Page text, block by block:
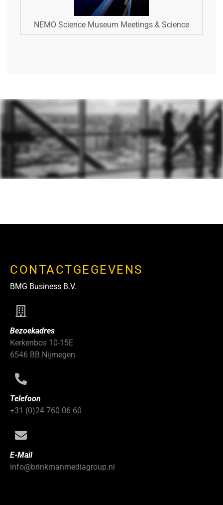
NEMO Science Museum Meetings & Science
CONTACTGEGEVENS
BMG Business B.V.
Bezoekadres
Kerkenbos 10-15E
6546 BB Nijmegen
Telefoon
+31 (0)24 760 06 60
E-Mail
info@brinkmanmediagroup.nl